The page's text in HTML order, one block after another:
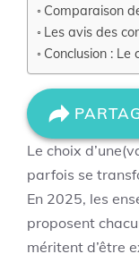
Comparaison
Les avis des
Conclusion :
Le choix
parfois se
En 2025, les
proposent
méritent d’être